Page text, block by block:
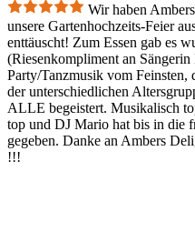
Wir haben
unsere Gartenhochzeits-Feier
enttäuscht! Zum Essen gab es
(Riesenkompliment an
Party/Tanzmusik vom Feinsten,
der unterschiedlichen
ALLE begeistert. Musikalisch
top und DJ Mario hat bis in die
gegeben. Danke an Ambers
!!!